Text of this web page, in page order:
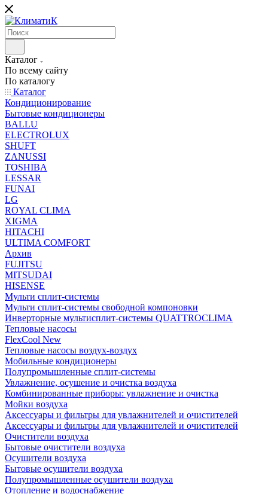
Каталог
По всему сайту
По каталогу
Каталог
Кондиционирование
Бытовые кондиционеры
BALLU
ELECTROLUX
SHUFT
ZANUSSI
TOSHIBA
LESSAR
FUNAI
LG
ROYAL CLIMA
XIGMA
HITACHI
ULTIMA COMFORT
Архив
FUJITSU
MITSUDAI
HISENSE
Мульти сплит-системы
Мульти сплит-системы свободной компоновки
Инверторные мультисплит-системы QUATTROCLIMA
Тепловые насосы
FlexCool New
Тепловые насосы воздух-воздух
Мобильные кондиционеры
Полупромышленные сплит-системы
Увлажнение, осушение и очистка воздуха
Комбинированные приборы: увлажнение и очистка
Мойки воздуха
Аксессуары и фильтры для увлажнителей и очистителей
Аксессуары и фильтры для увлажнителей и очистителей
Очистители воздуха
Бытовые очистители воздуха
Осушители воздуха
Бытовые осушители воздуха
Полупромышленные осушители воздуха
Отопление и водоснабжение